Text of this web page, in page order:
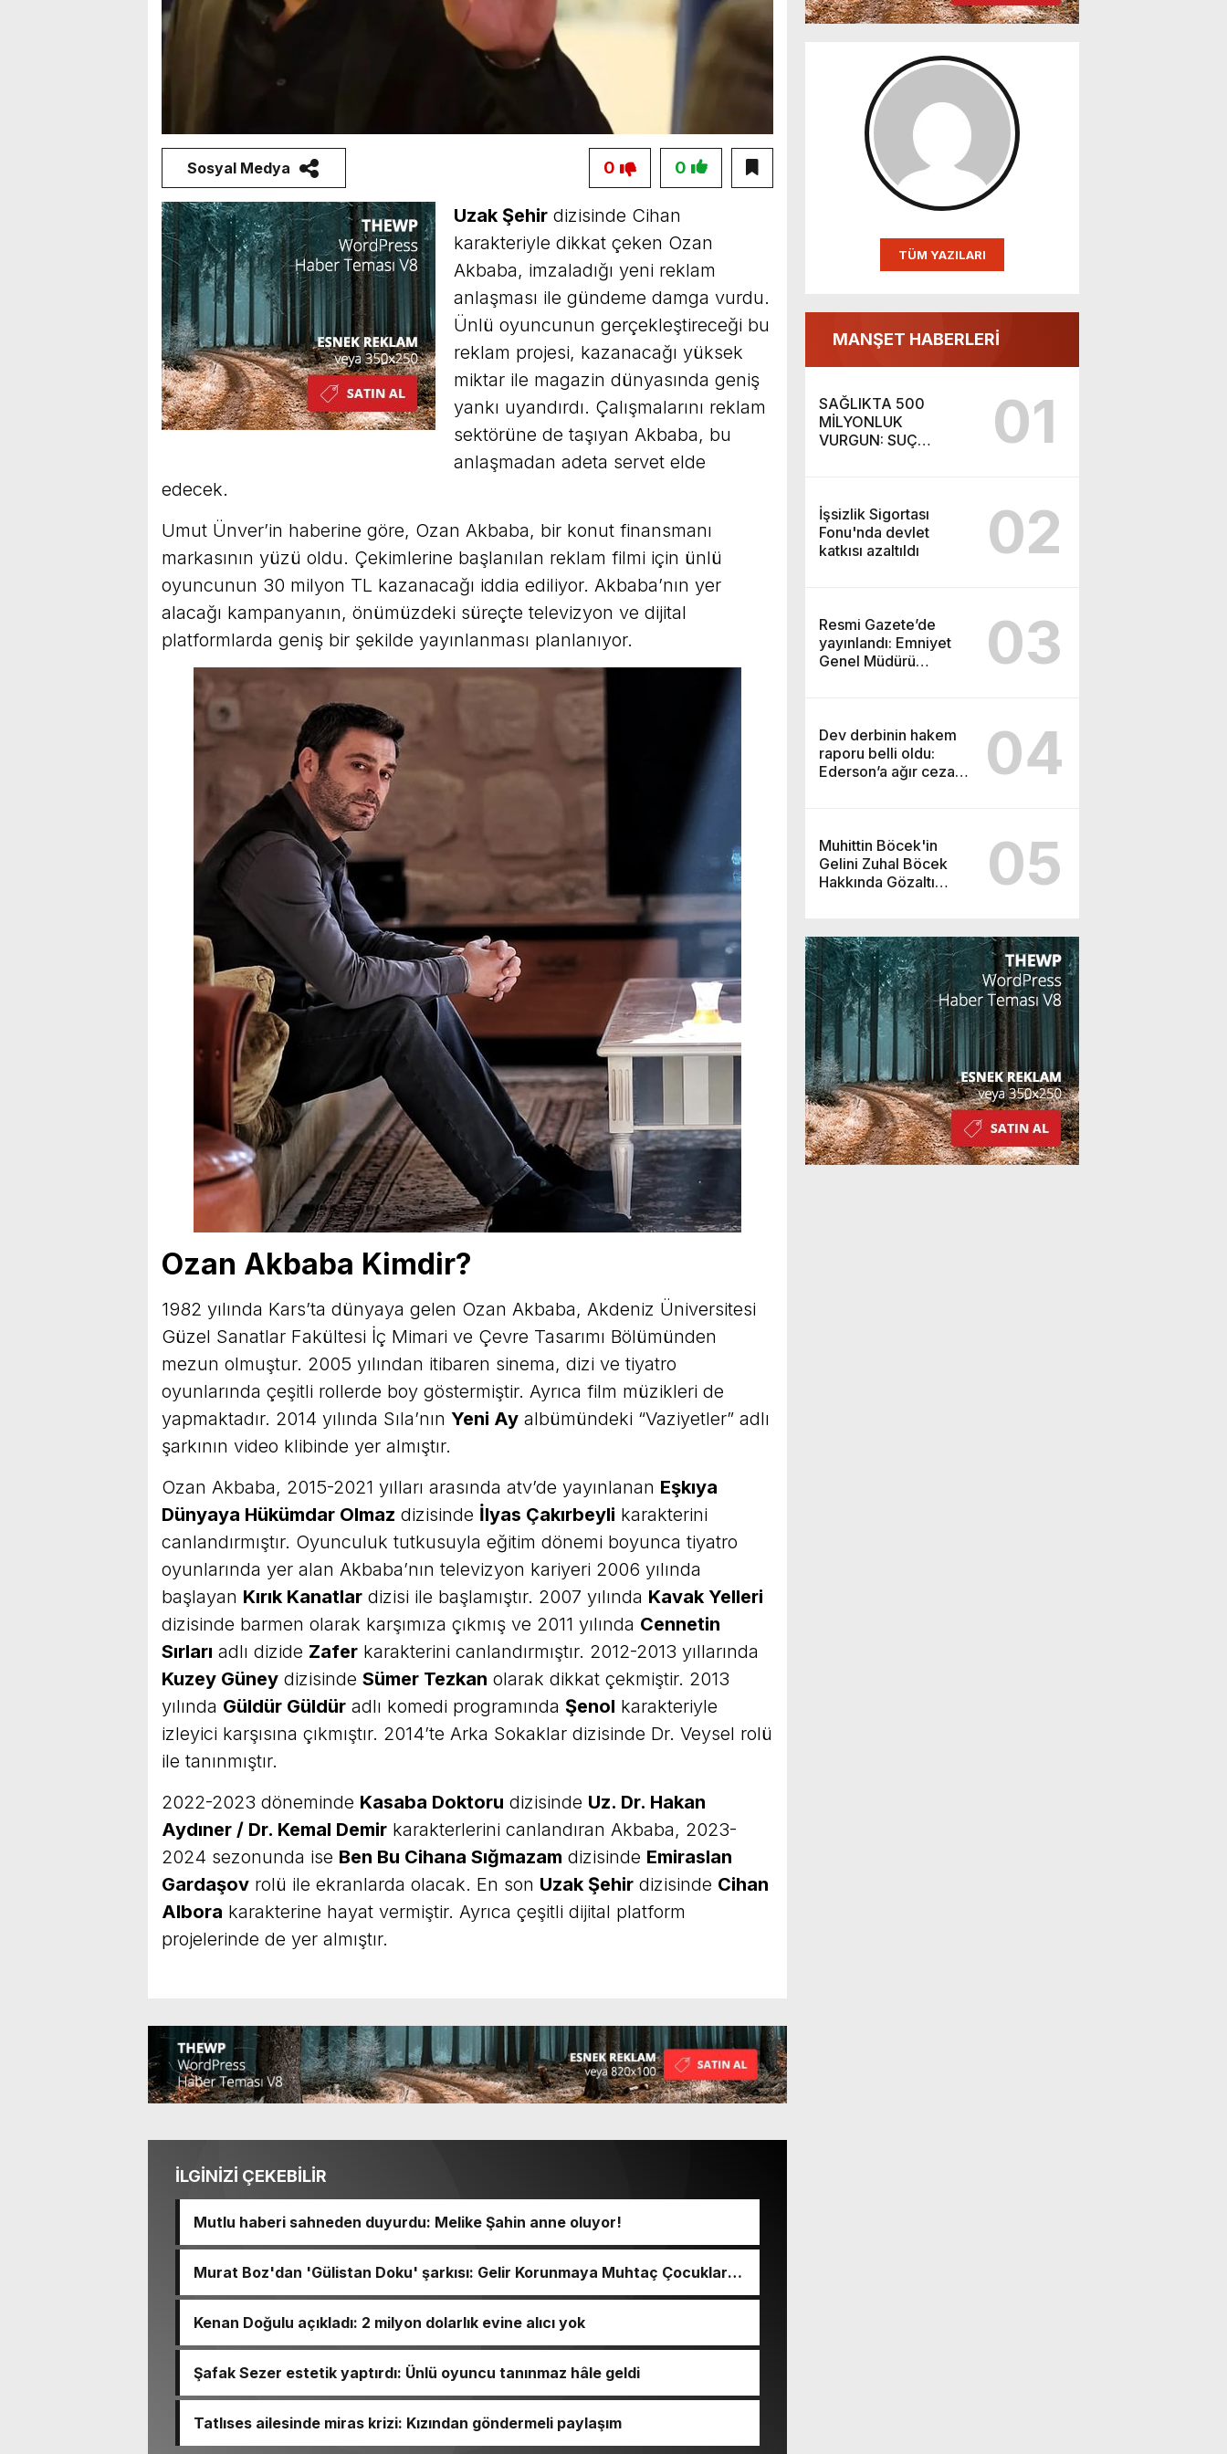
TÜM YAZILARI
MANŞET HABERLERİ
SAĞLIKTA 500
MİLYONLUK
VURGUN: SUÇ
01
İşsizlik Sigortası
Fonu'nda devlet
katkısı azaltıldı
02
Resmi Gazete’de
yayınlandı: Emniyet
Genel Müdürü
03
Dev derbinin hakem
raporu belli oldu:
Ederson’a ağır ceza
04
Muhittin Böcek'in
Gelini Zuhal Böcek
Hakkında Gözaltı
05
Sosyal Medya 0
0
Uzak Şehir dizisinde Cihan
karakteriyle dikkat çeken Ozan
Akbaba, imzaladığı yeni reklam
anlaşması ile gündeme damga vurdu.
Ünlü oyuncunun gerçekleştireceği bu
reklam projesi, kazanacağı yüksek
miktar ile magazin dünyasında geniş
yankı uyandırdı. Çalışmalarını reklam
sektörüne de taşıyan Akbaba, bu
anlaşmadan adeta servet elde
edecek.
Umut Ünver’in haberine göre, Ozan Akbaba, bir konut finansmanı
markasının yüzü oldu. Çekimlerine başlanılan reklam filmi için ünlü
oyuncunun 30 milyon TL kazanacağı iddia ediliyor. Akbaba’nın yer
alacağı kampanyanın, önümüzdeki süreçte televizyon ve dijital
platformlarda geniş bir şekilde yayınlanması planlanıyor.
Ozan Akbaba Kimdir?
1982 yılında Kars’ta dünyaya gelen Ozan Akbaba, Akdeniz Üniversitesi
Güzel Sanatlar Fakültesi İç Mimari ve Çevre Tasarımı Bölümünden
mezun olmuştur. 2005 yılından itibaren sinema, dizi ve tiyatro
oyunlarında çeşitli rollerde boy göstermiştir. Ayrıca film müzikleri de
yapmaktadır. 2014 yılında Sıla’nın Yeni Ay albümündeki “Vaziyetler” adlı
şarkının video klibinde yer almıştır.
Ozan Akbaba, 2015-2021 yılları arasında atv’de yayınlanan Eşkıya
Dünyaya Hükümdar Olmaz dizisinde İlyas Çakırbeyli karakterini
canlandırmıştır. Oyunculuk tutkusuyla eğitim dönemi boyunca tiyatro
oyunlarında yer alan Akbaba’nın televizyon kariyeri 2006 yılında
başlayan Kırık Kanatlar dizisi ile başlamıştır. 2007 yılında Kavak Yelleri
dizisinde barmen olarak karşımıza çıkmış ve 2011 yılında Cennetin
Sırları adlı dizide Zafer karakterini canlandırmıştır. 2012-2013 yıllarında
Kuzey Güney dizisinde Sümer Tezkan olarak dikkat çekmiştir. 2013
yılında Güldür Güldür adlı komedi programında Şenol karakteriyle
izleyici karşısına çıkmıştır. 2014’te Arka Sokaklar dizisinde Dr. Veysel rolü
ile tanınmıştır.
2022-2023 döneminde Kasaba Doktoru dizisinde Uz. Dr. Hakan
Aydıner / Dr. Kemal Demir karakterlerini canlandıran Akbaba, 2023-
2024 sezonunda ise Ben Bu Cihana Sığmazam dizisinde Emiraslan
Gardaşov rolü ile ekranlarda olacak. En son Uzak Şehir dizisinde Cihan
Albora karakterine hayat vermiştir. Ayrıca çeşitli dijital platform
projelerinde de yer almıştır.
İLGİNİZİ ÇEKEBİLİR
Mutlu haberi sahneden duyurdu: Melike Şahin anne oluyor!
Murat Boz'dan 'Gülistan Doku' şarkısı: Gelir Korunmaya Muhtaç Çocuklar
Vakfı'na bağışlanacak
Kenan Doğulu açıkladı: 2 milyon dolarlık evine alıcı yok
Şafak Sezer estetik yaptırdı: Ünlü oyuncu tanınmaz hâle geldi
Tatlıses ailesinde miras krizi: Kızından göndermeli paylaşım